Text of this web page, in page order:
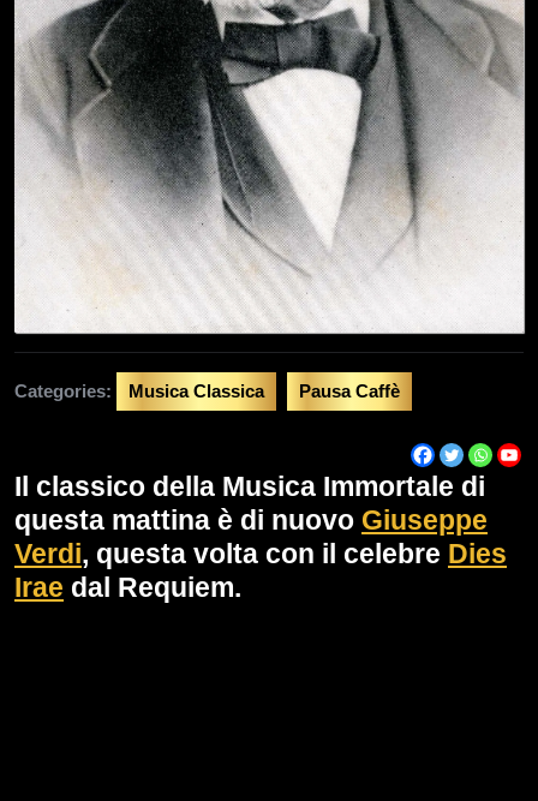
Categories: Musica Classica Pausa Caffè
Il classico della Musica Immortale di
questa mattina è di nuovo Giuseppe
Verdi, questa volta con il celebre Dies
Irae dal Requiem.